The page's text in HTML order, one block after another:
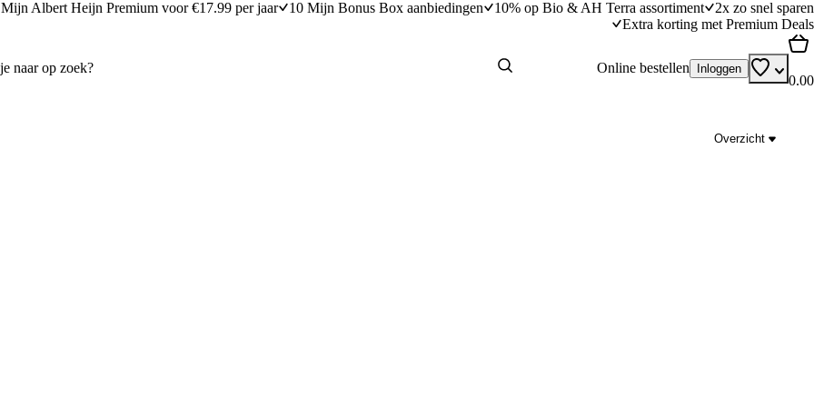
Mijn Albert Heijn Premium voor €17.99 per jaar 10 Mijn Bonus Box aanbiedingen 10% op Bio & AH Terra assortiment
2x zo snel sparen
Extra korting met Premium Deals
Online bestellen Inloggen
0.00
Overzicht